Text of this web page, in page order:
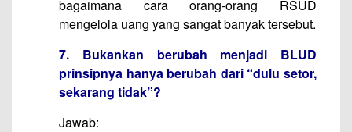
bagaimana cara orang-orang RSUD
mengelola uang yang sangat banyak tersebut.
7. Bukankan berubah menjadi BLUD
prinsipnya hanya berubah dari “dulu setor,
sekarang tidak”?
Jawab: